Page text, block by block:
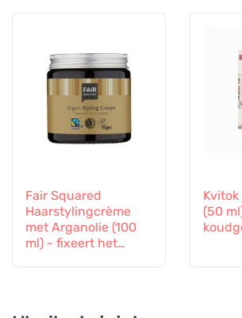
Fair Squared
Haarstylingcrème
met Arganolie (100
ml) - fixeert het
Kvitok
(50